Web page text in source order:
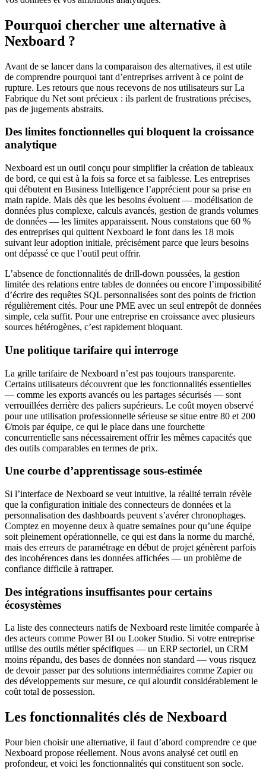
Pourquoi chercher une alternative à
Nexboard ?
Avant de se lancer dans la comparaison des alternatives, il est utile
de comprendre pourquoi tant d’entreprises arrivent à ce point de
rupture. Les retours que nous recevons de nos utilisateurs sur La
Fabrique du Net sont précieux : ils parlent de frustrations précises,
pas de jugements abstraits.
Des limites fonctionnelles qui bloquent la croissance
analytique
Nexboard est un outil conçu pour simplifier la création de tableaux
de bord, ce qui est à la fois sa force et sa faiblesse. Les entreprises
qui débutent en Business Intelligence l’apprécient pour sa prise en
main rapide. Mais dès que les besoins évoluent — modélisation de
données plus complexe, calculs avancés, gestion de grands volumes
de données — les limites apparaissent. Nous constatons que 60 %
des entreprises qui quittent Nexboard le font dans les 18 mois
suivant leur adoption initiale, précisément parce que leurs besoins
ont dépassé ce que l’outil peut offrir.
L’absence de fonctionnalités de drill-down poussées, la gestion
limitée des relations entre tables de données ou encore l’impossibilité
d’écrire des requêtes SQL personnalisées sont des points de friction
régulièrement cités. Pour une PME avec un seul entrepôt de données
simple, cela suffit. Pour une entreprise en croissance avec plusieurs
sources hétérogènes, c’est rapidement bloquant.
Une politique tarifaire qui interroge
La grille tarifaire de Nexboard n’est pas toujours transparente.
Certains utilisateurs découvrent que les fonctionnalités essentielles
— comme les exports avancés ou les partages sécurisés — sont
verrouillées derrière des paliers supérieurs. Le coût moyen observé
pour une utilisation professionnelle sérieuse se situe entre 80 et 200
€/mois par équipe, ce qui le place dans une fourchette
concurrentielle sans nécessairement offrir les mêmes capacités que
des outils comparables en termes de prix.
Une courbe d’apprentissage sous-estimée
Si l’interface de Nexboard se veut intuitive, la réalité terrain révèle
que la configuration initiale des connecteurs de données et la
personnalisation des dashboards peuvent s’avérer chronophages.
Comptez en moyenne deux à quatre semaines pour qu’une équipe
soit pleinement opérationnelle, ce qui est dans la norme du marché,
mais des erreurs de paramétrage en début de projet génèrent parfois
des incohérences dans les données affichées — un problème de
confiance difficile à rattraper.
Des intégrations insuffisantes pour certains
écosystèmes
La liste des connecteurs natifs de Nexboard reste limitée comparée à
des acteurs comme Power BI ou Looker Studio. Si votre entreprise
utilise des outils métier spécifiques — un ERP sectoriel, un CRM
moins répandu, des bases de données non standard — vous risquez
de devoir passer par des solutions intermédiaires comme Zapier ou
des développements sur mesure, ce qui alourdit considérablement le
coût total de possession.
Les fonctionnalités clés de Nexboard
Pour bien choisir une alternative, il faut d’abord comprendre ce que
Nexboard propose réellement. Nous avons analysé cet outil en
profondeur, et voici les fonctionnalités qui constituent son socle.